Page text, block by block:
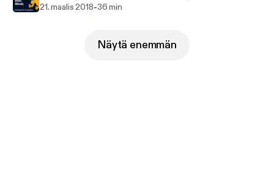
21. maalis 2018-36 min
Näytä enemmän